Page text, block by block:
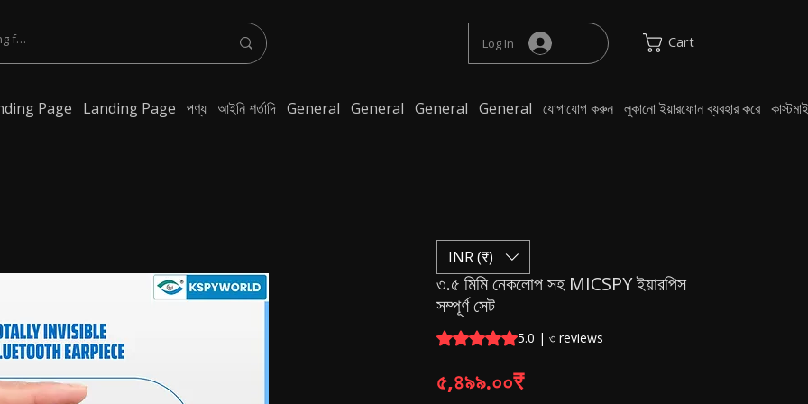
Log In Cart
Page Landing Page পণ্য আইনি শর্তাদি General General General General যোগাযোগ করুন লুকানো ইয়ারফোন ব্যবহার করে
ইয়ারফোন, স্পাই ব্লুটুথ ইয়ারপিস অনলাইনে কিনুন, স্পাই ব্লুটুথ ইয়ারপিস, স্পাই ব্লুটুথ অদৃশ্য
ইয়ারপিসের দাম, ওয়্যারলেস স্পাই ইয়ারপিস, অদৃশ্য স্পাই ইয়ারপিস, সবসে ছোট ইয়ারফোন, স্পাই
জন্য স্পাই ইয়ারফোন, গোপন কথা বলার জন্য স্পাই ইয়ারপিস, কথা বলার জন্য লুকানো ইয়ারফোন, কথা বলার
ইয়ারপিস, গোপন যোগাযোগের জন্য লুকানো ইয়ারফোন, পরীক্ষার জন্য ইয়ারফোন, শিক্ষার্থীদের জন্য
৩.৫ মিমি নেকলোপ সহ MICSPY ইয়ারপিস
সম্পূর্ণ সেট
Rating is 5.0 out of five stars based on ৩ reviews
5.0 | ৩ reviews
৫,৪৯৯.০০₹Price
INR (₹)